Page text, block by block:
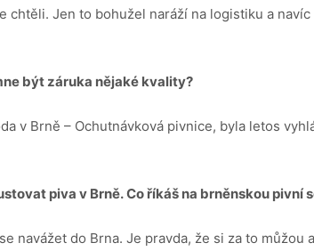
chtěli. Jen to bohužel naráží na logistiku a
být záruka nějaké kvality?
v Brně – Ochutnávková pivnice, byla letos
piva v Brně.Co říkáš na brněnskou pivní
navážet do Brna. Je pravda, že si za to můžou